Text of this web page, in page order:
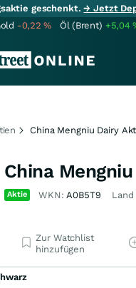
geschenkt.→ Jetzt
-0,22% Öl (Brent) +5,04
China Mengniu Dairy
China
Aktie WKN:A0B5T9 Land
Zur Watchlist
hinzufügen